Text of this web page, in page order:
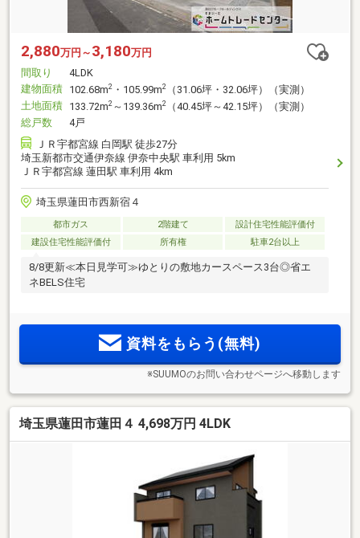
2,880万円～ 3,180万円
間取り
4LDK
建物面積 102.68m2 ・105.99m2
（31.06坪・32.06坪）（実測）
土地面積 133.72m2 ～139.36m2
（40.45坪～42.15坪）（実測）
総戸数
4戸
ＪＲ宇都宮線 白岡駅 徒歩27分
埼玉新都市交通伊奈線 伊奈中央駅 車利用 5km
ＪＲ宇都宮線 蓮田駅 車利用 4km
埼玉県蓮田市西新宿４
都市ガス 2階建て
設計住宅性能評価付
建設住宅性能評価付
所有権 駐車2台以上
8/8更新≪本日見学可≫ゆとりの敷地カースペース3台◎省エ
ネBELS住宅
資料をもらう(無料)
※SUUMOのお問い合わせページへ移動します
埼玉県蓮田市蓮田４ 4,698万円 4LDK